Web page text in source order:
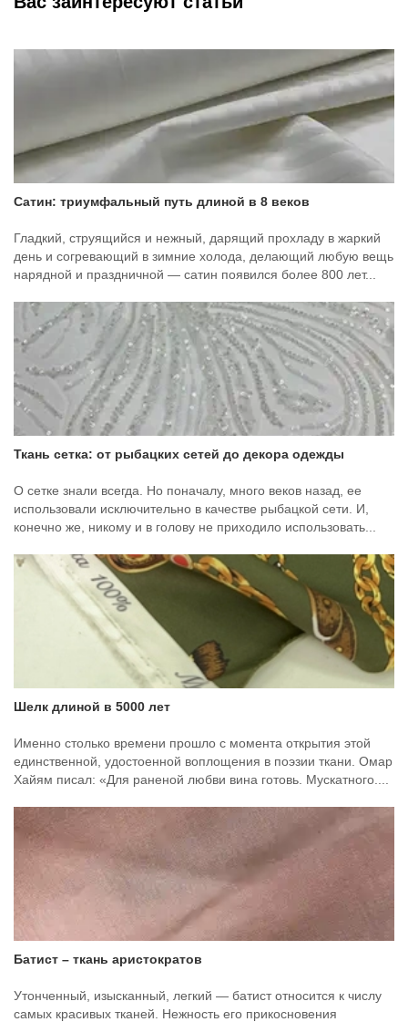
Сатин: триумфальный путь длиной в 8 веков
Гладкий, струящийся и нежный, дарящий прохладу в жаркий
день и согревающий в зимние холода, делающий любую вещь
нарядной и праздничной — сатин появился более 800 лет...
Ткань сетка: от рыбацких сетей до декора одежды
О сетке знали всегда. Но поначалу, много веков назад, ее
использовали исключительно в качестве рыбацкой сети. И,
конечно же, никому и в голову не приходило использовать...
Шелк длиной в 5000 лет
Именно столько времени прошло с момента открытия этой
единственной, удостоенной воплощения в поэзии ткани. Омар
Хайям писал: «Для раненой любви вина готовь. Мускатного....
Батист – ткань аристократов
Утонченный, изысканный, легкий — батист относится к числу
самых красивых тканей. Нежность его прикосновения